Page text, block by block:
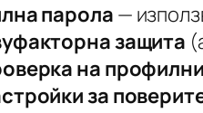
парола —
защита
на
за